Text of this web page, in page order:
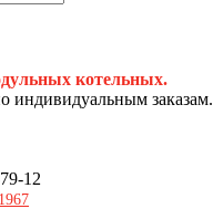
котельных.
индивидуальным заказам.
12